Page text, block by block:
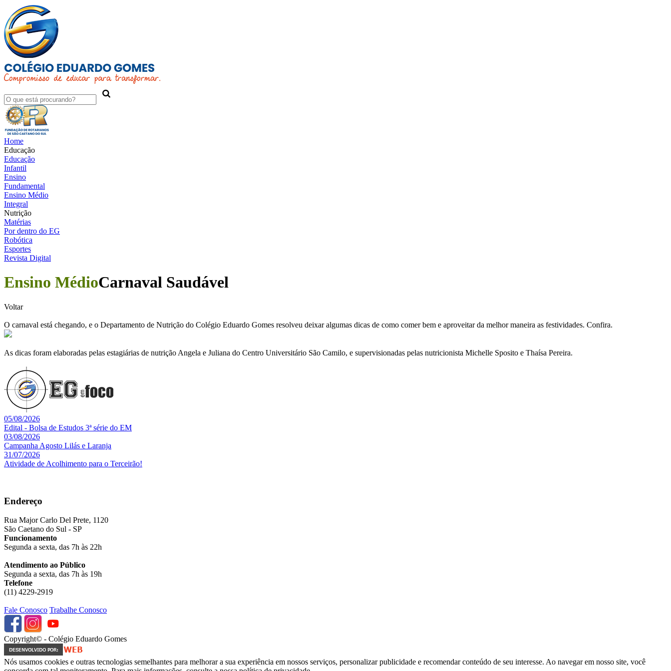
Home
Educação
Educação
Infantil
Ensino
Fundamental
Ensino Médio
Integral
Nutrição
Matérias
Por dentro do EG
Robótica
Esportes
Revista Digital
Ensino MédioCarnaval Saudável
Voltar
O carnaval está chegando, e o Departamento de Nutrição do Colégio Eduardo Gomes resolveu deixar algumas dicas de como comer bem e aproveitar da melhor maneira as festividades. Confira.
As dicas foram elaboradas pelas estagiárias de nutrição Angela e Juliana do Centro Universitário São Camilo, e supervisionadas pelas nutricionista Michelle Sposito e Thaísa Pereira.
05/08/2026
Edital - Bolsa de Estudos 3ª série do EM
03/08/2026
Campanha Agosto Lilás e Laranja
31/07/2026
Atividade de Acolhimento para o Terceirão!
Endereço
Rua Major Carlo Del Prete, 1120
São Caetano do Sul - SP
Funcionamento
Segunda a sexta, das 7h às 22h
Atendimento ao Público
Segunda a sexta, das 7h às 19h
Telefone
(11) 4229-2919
Fale Conosco Trabalhe Conosco
Copyright© - Colégio Eduardo Gomes
Nós usamos cookies e outras tecnologias semelhantes para melhorar a sua experiência em nossos serviços, personalizar publicidade e recomendar conteúdo de seu interesse. Ao navegar em nosso site, você